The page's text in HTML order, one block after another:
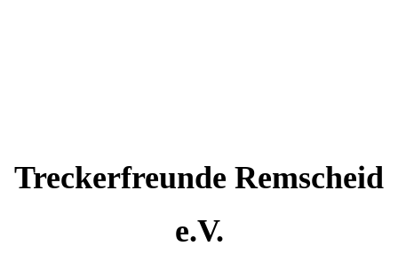
Treckerfreunde Remscheid
e.V.